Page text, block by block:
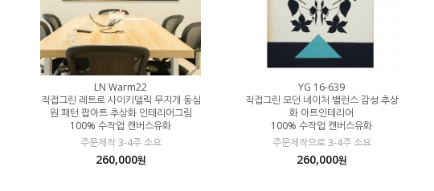
LN Warm22
직접그린 레트로 사이키델릭 무지개 동심
원 패턴 팝아트 추상화 인테리어그림
100% 수작업 캔버스유화
주문제작 3-4주 소요
260,000원
YG 16-639
직접그린 모던 네이처 밸런스 감성 추상
화 아트인테리어
100% 수작업 캔버스유화
주문제작으로 3-4주 소요
260,000원